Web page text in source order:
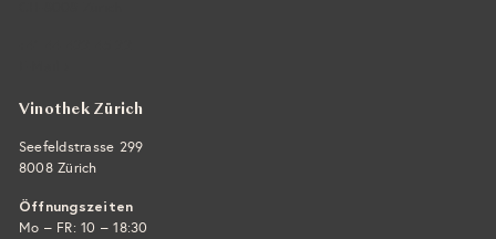
Vinothek Zürich
Seefeldstrasse 299
8008 Zürich
Öffnungszeiten
Mo – FR: 10 – 18:30